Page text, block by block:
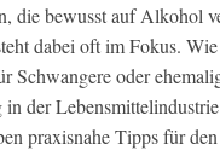
die bewusst auf Alkohol
dabei oft im Fokus.
Schwangere oder
der
praxisnahe Tipps für den